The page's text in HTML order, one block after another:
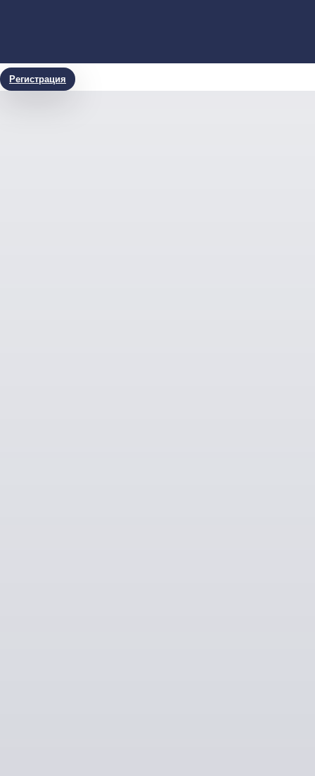
Регистрация